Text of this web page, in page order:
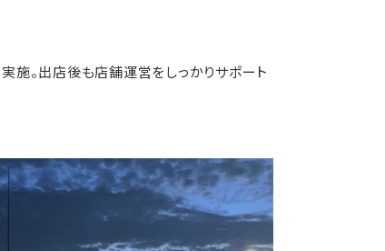
施。出店後も店舗運営をしっかりサポート